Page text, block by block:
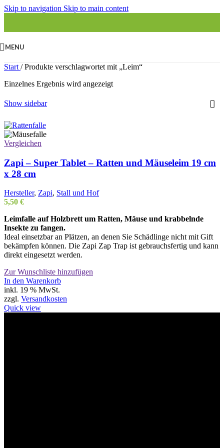
Skip to navigation Skip to main content
MENU
Start / Produkte verschlagwortet mit „Leim“
Einzelnes Ergebnis wird angezeigt
Show sidebar
Vergleichen
Zapi – Super Tablet – Ratten und Mäuseleim 19 cm
x 28 cm
Hersteller, Zapi, Stall und Hof
5,50 €
Leimfalle auf Holzbrett um Ratten, Mäuse und krabbelnde
Insekte zu fangen.
Ideal einsetzbar an Plätzen, an denen Sie Schädlinge nicht mit Gift
bekämpfen können. Die Zapi Zap Trap ist gebrauchsfertig und kann
direkt eingesetzt werden.
Zur Wunschliste hinzufügen
In den Warenkorb
inkl. 19 % MwSt.
zzgl. Versandkosten
Quick view